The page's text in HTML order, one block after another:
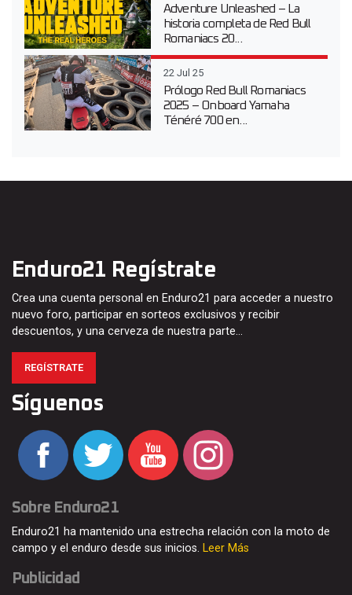
Adventure Unleashed – La
historia completa de Red Bull
Romaniacs 20...
22 Jul 25
Prólogo Red Bull Romaniacs
2025 – Onboard Yamaha
Ténéré 700 en...
Enduro21 Regístrate
Crea una cuenta personal en Enduro21 para acceder a nuestro
nuevo foro, participar en sorteos exclusivos y recibir
descuentos, y una cerveza de nuestra parte…
REGÍSTRATE
Síguenos
Sobre Enduro21
Enduro21 ha mantenido una estrecha relación con la moto de
campo y el enduro desde sus inicios. Leer Más
Publicidad